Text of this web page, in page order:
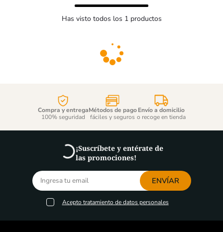
Has visto todos los 1productos
Compra y entrega
100% seguridad
Métodos de pago
fáciles y seguros
Envío a domicilio
o recoge en tienda
¡Suscríbete y entérate de
las promociones!
ENVÍAR
Acepto tratamiento de datos personales